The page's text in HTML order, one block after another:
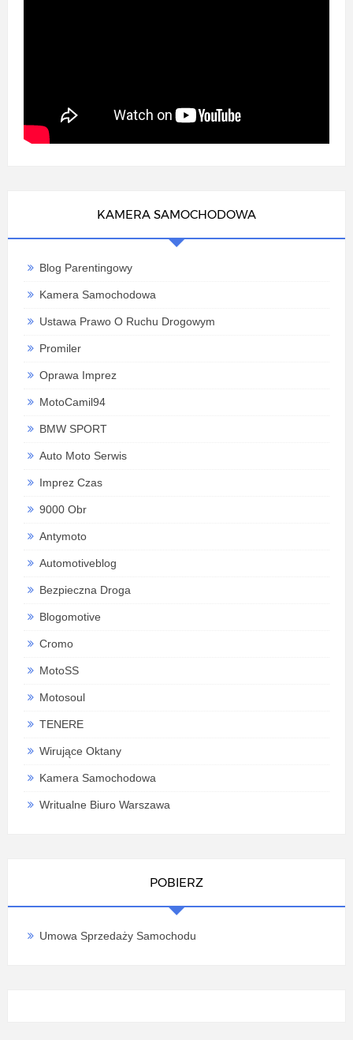
KAMERA SAMOCHODOWA
Blog Parentingowy
Kamera Samochodowa
Ustawa Prawo O Ruchu Drogowym
Promiler
Oprawa Imprez
MotoCamil94
BMW SPORT
Auto Moto Serwis
Imprez Czas
9000 Obr
Antymoto
Automotiveblog
Bezpieczna Droga
Blogomotive
Cromo
MotoSS
Motosoul
TENERE
Wirujące Oktany
Kamera Samochodowa
Writualne Biuro Warszawa
POBIERZ
Umowa Sprzedaży Samochodu